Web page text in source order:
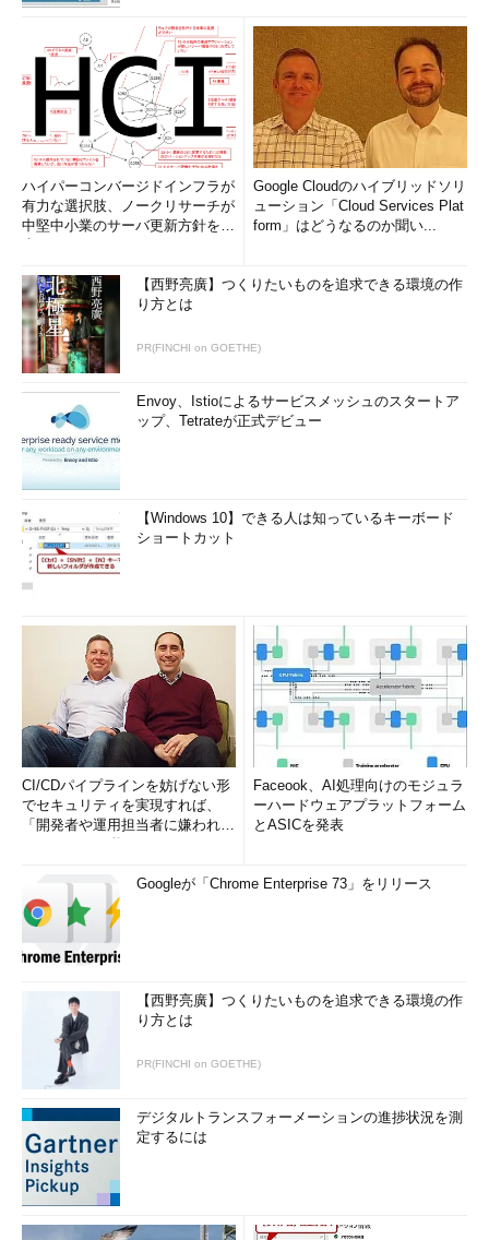
ハイパーコンバージドインフラが
有力な選択肢、ノークリサーチが
中堅中小業のサーバ更新方針を調
Google Cloudのハイブリッドソリ
ューション「Cloud Services Plat
form」はどうなるのか聞い...
【西野亮廣】つくりたいものを追求できる環境の作
り方とは
PR(FINCHI on GOETHE)
Envoy、Istioによるサービスメッシュのスタートア
ップ、Tetrateが正式デビュー
【Windows 10】できる人は知っているキーボード
ショートカット
CI/CDパイプラインを妨げない形
でセキュリティを実現すれば、
「開発者や運用担当者に嫌われな
Faceook、AI処理向けのモジュラ
ーハードウェアプラットフォーム
とASICを発表
Googleが「Chrome Enterprise 73」をリリース
【西野亮廣】つくりたいものを追求できる環境の作
り方とは
PR(FINCHI on GOETHE)
デジタルトランスフォーメーションの進捗状況を測
定するには